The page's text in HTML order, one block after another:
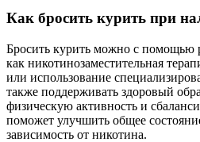
Как бросить курить при
Бросить курить можно с помощью
как никотинозаместительная
или использование
также поддерживать здоровый
физическую активность и
поможет улучшить общее
зависимость от никотина.